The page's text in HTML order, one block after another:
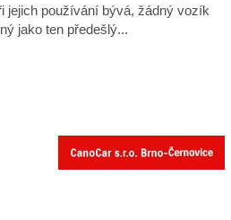
jejich používání bývá, žádný vozík
jako ten předešlý...